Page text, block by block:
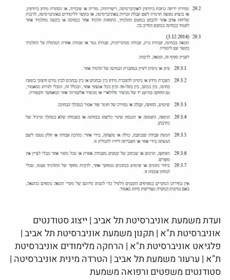
ועדת משמעת אוניברסיטת תל אביב | ייצוג סטודנטים
אוניברסיטת ת"א | תקנון משמעת אוניברסיטת תל אביב |
פלגיאט אוניברסיטת ת"א | הרחקה מלימודים אוניברסיטת
ת"א | ערעור משמעת תל אביב | הטרדה מינית אוניברסיטה |
סטודנטים משפטים ורפואה משמעת